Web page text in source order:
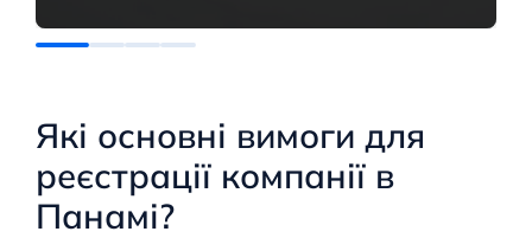
Які основні вимоги для
реєстрації компанії в
Панамі?